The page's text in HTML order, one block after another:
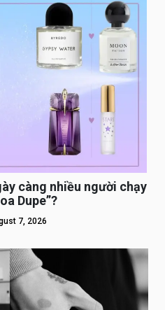
càng nhiều người chạy
Dupe”?
7, 2026